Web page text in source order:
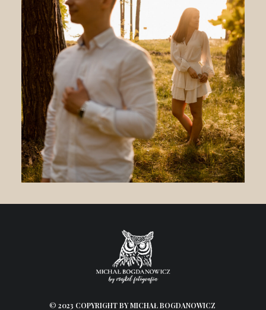
© 2023 COPYRIGHT BY MICHAŁ BOGDANOWICZ